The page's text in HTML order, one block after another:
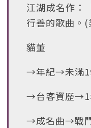
江湖成名作：
行善的歌曲。(
貓董
→年紀→未滿
→台客資歷→1
→成名曲→戰